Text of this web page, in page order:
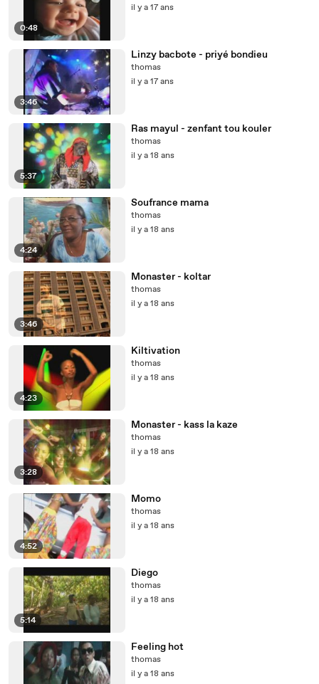
0:48
il y a 17 ans
3:46
Linzy bacbote - priyé bondieu
thomas
il y a 17 ans
5:37
Ras mayul - zenfant tou kouler
thomas
il y a 18 ans
4:24
Soufrance mama
thomas
il y a 18 ans
3:46
Monaster - koltar
thomas
il y a 18 ans
4:23
Kiltivation
thomas
il y a 18 ans
3:28
Monaster - kass la kaze
thomas
il y a 18 ans
4:52
Momo
thomas
il y a 18 ans
5:14
Diego
thomas
il y a 18 ans
Feeling hot
thomas
il y a 18 ans